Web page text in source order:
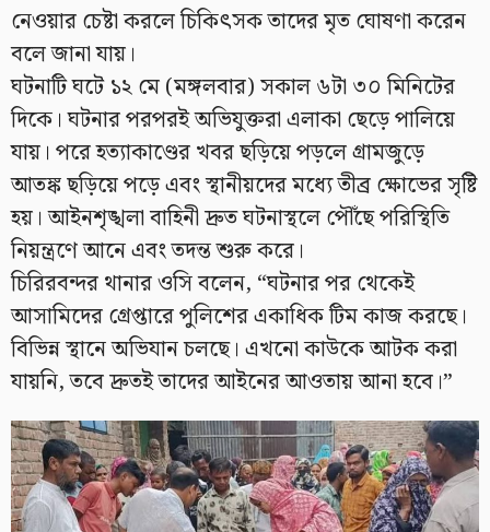
নেওয়ার চেষ্টা করলে চিকিৎসক তাদের মৃত ঘোষণা করেন
বলে জানা যায়।
ঘটনাটি ঘটে ১২ মে (মঙ্গলবার) সকাল ৬টা ৩০ মিনিটের
দিকে। ঘটনার পরপরই অভিযুক্তরা এলাকা ছেড়ে পালিয়ে
যায়। পরে হত্যাকাণ্ডের খবর ছড়িয়ে পড়লে গ্রামজুড়ে
আতঙ্ক ছড়িয়ে পড়ে এবং স্থানীয়দের মধ্যে তীব্র ক্ষোভের সৃষ্টি
হয়। আইনশৃঙ্খলা বাহিনী দ্রুত ঘটনাস্থলে পৌঁছে পরিস্থিতি
নিয়ন্ত্রণে আনে এবং তদন্ত শুরু করে।
চিরিরবন্দর থানার ওসি বলেন, “ঘটনার পর থেকেই
আসামিদের গ্রেপ্তারে পুলিশের একাধিক টিম কাজ করছে।
বিভিন্ন স্থানে অভিযান চলছে। এখনো কাউকে আটক করা
যায়নি, তবে দ্রুতই তাদের আইনের আওতায় আনা হবে।”